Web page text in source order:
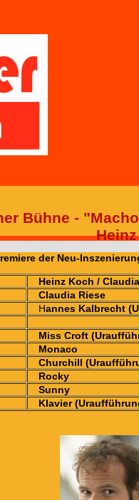
Bühne -
der Neu-
Heinz Koch /
Claudia Riese
Hannes Kalbrecht
Miss Croft
Monaco
Churchill
Rocky
Sunny
Klavier